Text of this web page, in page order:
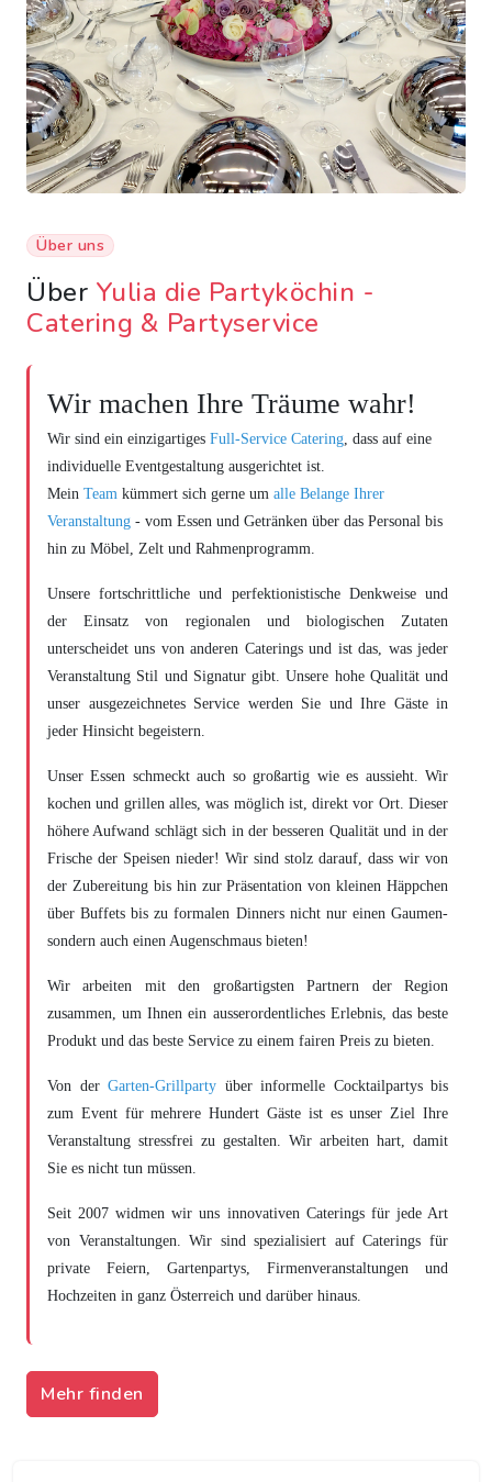
Über uns
Über Yulia die Partyköchin -
Catering & Partyservice
Wir machen Ihre Träume wahr!
Wir sind ein einzigartiges Full-Service Catering, dass auf eine
individuelle Eventgestaltung ausgerichtet ist.
Mein Team kümmert sich gerne um alle Belange Ihrer
Veranstaltung - vom Essen und Getränken über das Personal bis
hin zu Möbel, Zelt und Rahmenprogramm.
Unsere fortschrittliche und perfektionistische Denkweise und
der Einsatz von regionalen und biologischen Zutaten
unterscheidet uns von anderen Caterings und ist das, was jeder
Veranstaltung Stil und Signatur gibt. Unsere hohe Qualität und
unser ausgezeichnetes Service werden Sie und Ihre Gäste in
jeder Hinsicht begeistern.
Unser Essen schmeckt auch so großartig wie es aussieht. Wir
kochen und grillen alles, was möglich ist, direkt vor Ort. Dieser
höhere Aufwand schlägt sich in der besseren Qualität und in der
Frische der Speisen nieder! Wir sind stolz darauf, dass wir von
der Zubereitung bis hin zur Präsentation von kleinen Häppchen
über Buffets bis zu formalen Dinners nicht nur einen Gaumen-
sondern auch einen Augenschmaus bieten!
Wir arbeiten mit den großartigsten Partnern der Region
zusammen, um Ihnen ein ausserordentliches Erlebnis, das beste
Produkt und das beste Service zu einem fairen Preis zu bieten.
Von der Garten-Grillparty über informelle Cocktailpartys bis
zum Event für mehrere Hundert Gäste ist es unser Ziel Ihre
Veranstaltung stressfrei zu gestalten. Wir arbeiten hart, damit
Sie es nicht tun müssen.
Seit 2007 widmen wir uns innovativen Caterings für jede Art
von Veranstaltungen. Wir sind spezialisiert auf Caterings für
private Feiern, Gartenpartys, Firmenveranstaltungen und
Hochzeiten in ganz Österreich und darüber hinaus.
Mehr finden